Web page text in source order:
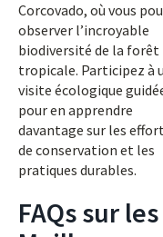
Corcovado, où vous
observer l’incroyable
biodiversité de la forêt
tropicale. Participez à
visite écologique
pour en apprendre
davantage sur les
de conservation et les
pratiques durables.
FAQs sur les